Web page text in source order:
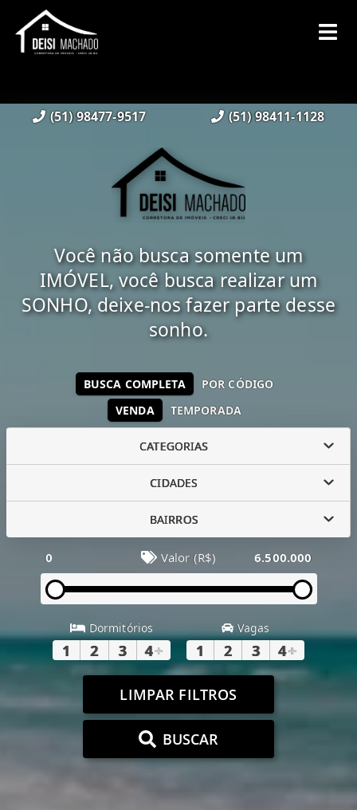
(51) 98477-9517 (51) 98411-1128
Você não busca somente um
IMÓVEL, você busca realizar um
SONHO, deixe-nos fazer parte desse
sonho.
VENDA TEMPORADA
BUSCA COMPLETA POR CÓDIGO
CATEGORIAS
CIDADES
BAIRROS
0 Valor (R$) 6.500.000
Dormitórios
1 2 3 4+
Vagas
1 2 3 4+
LIMPAR FILTROS
BUSCAR